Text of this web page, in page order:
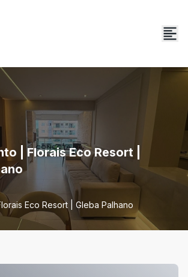
| Florais Eco Resort |
Eco Resort | Gleba Palhano